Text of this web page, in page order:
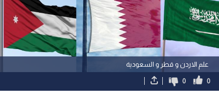
علم الاردن و قطر و السعودية
0
0